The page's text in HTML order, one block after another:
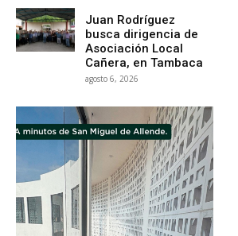
Juan Rodríguez
busca dirigencia de
Asociación Local
Cañera, en Tambaca
agosto 6, 2026